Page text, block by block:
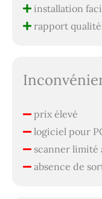
installation
rapport
prix élevé
logiciel pour
scanner limité
absence de